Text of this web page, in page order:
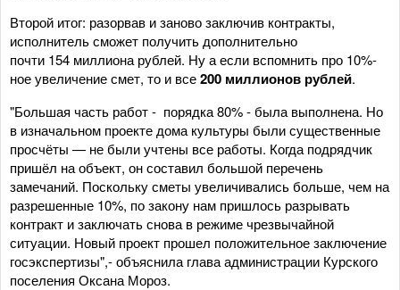
Второй итог: разорвав и заново заключив контракты,
исполнитель сможет получить дополнительно
почти 154 миллиона рублей. Ну а если вспомнить про 10%-
ное увеличение смет, то и все200 миллионов рублей.
"Большая часть работ - порядка 80% - была выполнена. Но
в изначальном проекте дома культуры были существенные
просчёты — не были учтены все работы. Когда подрядчик
пришёл на объект, он составил большой перечень
замечаний. Поскольку сметы увеличивались больше, чем на
разрешенные 10%, по закону нам пришлось разрывать
контракт и заключать снова в режиме чрезвычайной
ситуации. Новый проект прошел положительное заключение
госэкспертизы",- объяснила глава администрации Курского
поселения Оксана Мороз.